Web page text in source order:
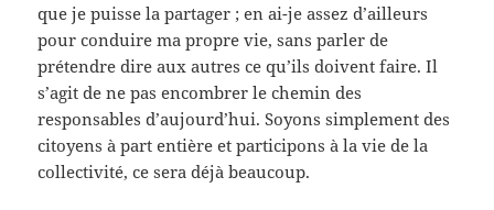
que je puisse la partager ; en ai-je assez d’ailleurs
pour conduire ma propre vie, sans parler de
prétendre dire aux autres ce qu’ils doivent faire. Il
s’agit de ne pas encombrer le chemin des
responsables d’aujourd’hui. Soyons simplement des
citoyens à part entière et participons à la vie de la
collectivité, ce sera déjà beaucoup.